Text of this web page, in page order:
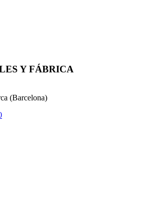
Y FÁBRICA
(Barcelona)